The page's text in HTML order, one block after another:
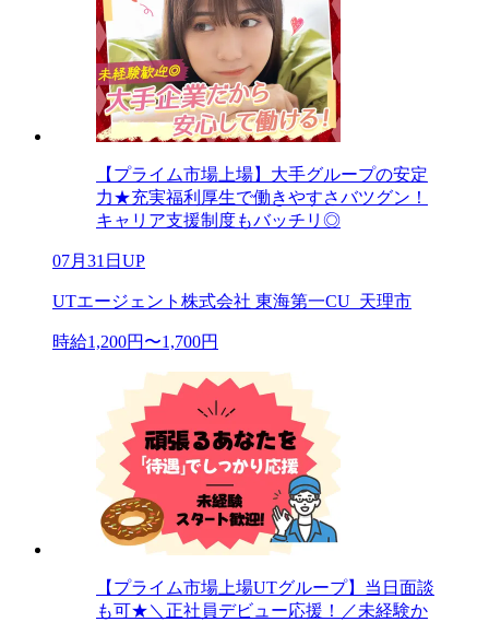
【プライム市場上場】大手グループの安定
力★充実福利厚生で働きやすさバツグン！
キャリア支援制度もバッチリ◎
07月31日UP
UTエージェント株式会社 東海第一CU_天理市
時給1,200円〜1,700円
【プライム市場上場UTグループ】当日面談
も可★＼正社員デビュー応援！／未経験か